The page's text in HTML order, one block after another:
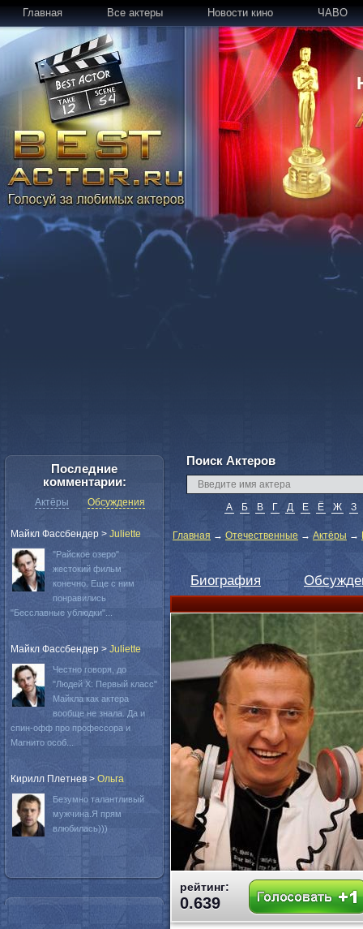
Главная Все актеры Новости кино ЧАВО
Поиск Актеров
А Б В Г Д Е Ё Ж З
Главная → Отечественные → Актёры →
Биография
рейтинг:
0.639
Последние
комментарии:
Актёры Обсуждения
Майкл Фассбендер > Juliette
"Райское озеро"
жестокий фильм
конечно. Еще с ним
понравились
"Бесславные ублюдки"...
Майкл Фассбендер > Juliette
Честно говоря, до
"Людей Х: Первый класс"
Майкла как актера
вообще не знала. Да и
спин-офф про профессора и
Магнито особ...
Кирилл Плетнев > Oльга
Безумно талантливый
мужчина.Я прям
влюбилась)))